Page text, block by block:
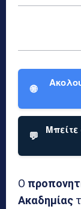
🌐
💬
Ο
Ακαδημίας